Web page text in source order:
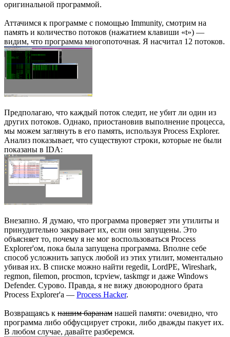
оригинальной программой.
Аттачимся к программе с помощью Immunity, смотрим на
память и количество потоков (нажатием клавиши «t») —
видим, что программа многопоточная. Я насчитал 12 потоков.
Предполагаю, что каждый поток следит, не убит ли один из
других потоков. Однако, приостановив выполнение процесса,
мы можем заглянуть в его память, используя Process Explorer.
Анализ показывает, что существуют строки, которые не были
показаны в IDA:
Внезапно. Я думаю, что программа проверяет эти утилиты и
принудительно закрывает их, если они запущены. Это
объясняет то, почему я не мог воспользоваться Process
Explorer'ом, пока была запущена программа. Вполне себе
способ усложнить запуск любой из этих утилит, моментально
убивая их. В списке можно найти regedit, LordPE, Wireshark,
regmon, filemon, procmon, tcpview, taskmgr и даже Windows
Defender. Сурово. Правда, я не вижу двоюродного брата
Process Explorer'a — Process Hacker.
Возвращаясь к нашим баранам нашей памяти: очевидно, что
программа либо обфусцирует строки, либо дважды пакует их.
В любом случае, давайте разберемся.